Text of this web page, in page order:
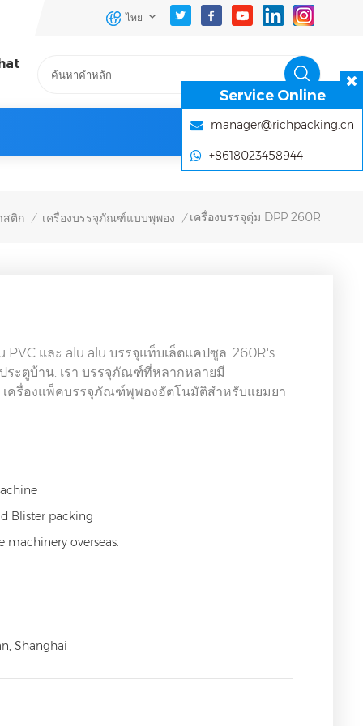
ไทย
สติก / เครื่องบรรจุภัณฑ์แบบพุพอง / เครื่องบรรจุตุ่ม DPP 260R
และ alu alu บรรจุแท็บเล็ตแคปซูล. 260R's
ระตูบ้าน. เรา บรรจุภัณฑ์ที่หลากหลายมี
เครื่องแพ็คบรรจุภัณฑ์พุพองอัตโนมัติสำหรับแยมยา
Blister packing
machinery overseas.
Shanghai
Service Online
manager@richpacking.cn
+8618023458944